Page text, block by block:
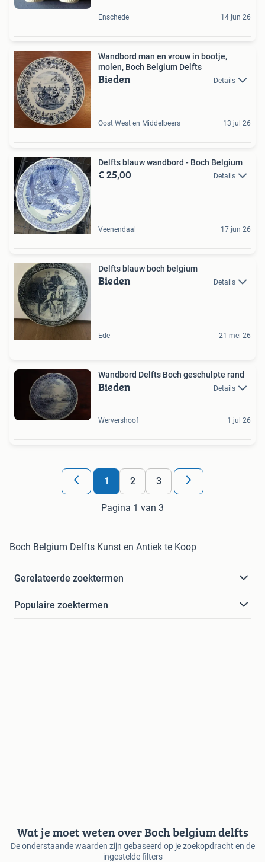
Enschede 14 jun 26
Wandbord man en vrouw in bootje,
molen, Boch Belgium Delfts
Bieden Details
Oost West en Middelbeers 13 jul 26
Delfts blauw wandbord - Boch Belgium
€ 25,00 Details
Veenendaal 17 jun 26
Delfts blauw boch belgium
Bieden Details
Ede 21 mei 26
Wandbord Delfts Boch geschulpte rand
Bieden Details
Wervershoof 1 jul 26
1 2 3
Pagina 1 van 3
Boch Belgium Delfts Kunst en Antiek te Koop
Gerelateerde zoektermen
Populaire zoektermen
Wat je moet weten over Boch belgium delfts
De onderstaande waarden zijn gebaseerd op je zoekopdracht en de
ingestelde filters